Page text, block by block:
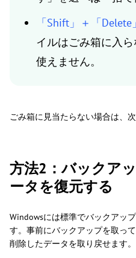
「Shift」＋「Delete
イルはごみ箱に入
使えません。
ごみ箱に見当たらない場合は、
方法2：バックア
ータを復元する
Windowsには標準でバックアッ
す。事前にバックアップを取っ
削除したデータを取り戻せます。